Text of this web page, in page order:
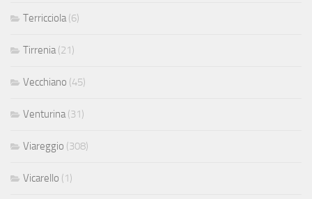
Terricciola (6)
Tirrenia (21)
Vecchiano (45)
Venturina (31)
Viareggio (308)
Vicarello (1)